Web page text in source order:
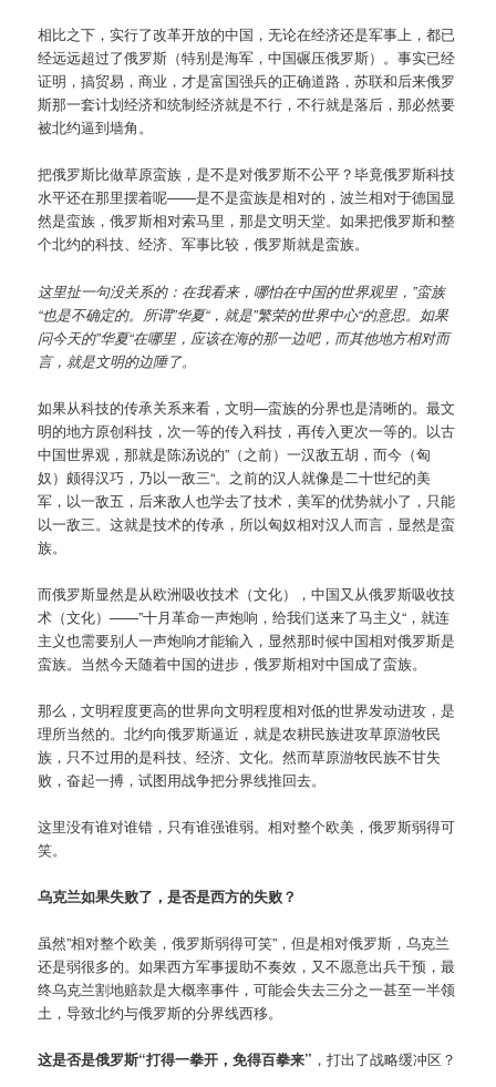
相比之下，实行了改革开放的中国，无论在经济还是军事上，都已
经远远超过了俄罗斯（特别是海军，中国碾压俄罗斯）。事实已经
证明，搞贸易，商业，才是富国强兵的正确道路，苏联和后来俄罗
斯那一套计划经济和统制经济就是不行，不行就是落后，那必然要
被北约逼到墙角。
把俄罗斯比做草原蛮族，是不是对俄罗斯不公平？毕竟俄罗斯科技
水平还在那里摆着呢——是不是蛮族是相对的，波兰相对于德国显
然是蛮族，俄罗斯相对索马里，那是文明天堂。如果把俄罗斯和整
个北约的科技、经济、军事比较，俄罗斯就是蛮族。
这里扯一句没关系的：在我看来，哪怕在中国的世界观里，”蛮族
“也是不确定的。所谓”华夏“，就是”繁荣的世界中心“的意思。如果
问今天的”华夏“在哪里，应该在海的那一边吧，而其他地方相对而
言，就是文明的边陲了。
如果从科技的传承关系来看，文明—蛮族的分界也是清晰的。最文
明的地方原创科技，次一等的传入科技，再传入更次一等的。以古
中国世界观，那就是陈汤说的”（之前）一汉敌五胡，而今（匈
奴）颇得汉巧，乃以一敌三“。之前的汉人就像是二十世纪的美
军，以一敌五，后来敌人也学去了技术，美军的优势就小了，只能
以一敌三。这就是技术的传承，所以匈奴相对汉人而言，显然是蛮
族。
而俄罗斯显然是从欧洲吸收技术（文化），中国又从俄罗斯吸收技
术（文化）——”十月革命一声炮响，给我们送来了马主义“，就连
主义也需要别人一声炮响才能输入，显然那时候中国相对俄罗斯是
蛮族。当然今天随着中国的进步，俄罗斯相对中国成了蛮族。
那么，文明程度更高的世界向文明程度相对低的世界发动进攻，是
理所当然的。北约向俄罗斯逼近，就是农耕民族进攻草原游牧民
族，只不过用的是科技、经济、文化。然而草原游牧民族不甘失
败，奋起一搏，试图用战争把分界线推回去。
这里没有谁对谁错，只有谁强谁弱。相对整个欧美，俄罗斯弱得可
笑。
乌克兰如果失败了，是否是西方的失败？
虽然”相对整个欧美，俄罗斯弱得可笑”，但是相对俄罗斯，乌克兰
还是弱很多的。如果西方军事援助不奏效，又不愿意出兵干预，最
终乌克兰割地赔款是大概率事件，可能会失去三分之一甚至一半领
土，导致北约与俄罗斯的分界线西移。
这是否是俄罗斯“打得一拳开，免得百拳来” ，打出了战略缓冲区？